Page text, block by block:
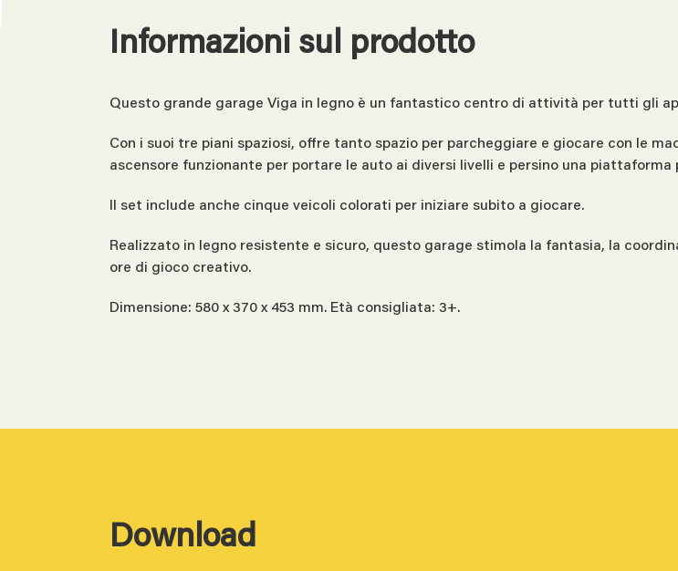
Informazioni sul prodotto
Questo grande garage Viga in legno è un fantastico centro di attività per tutti gli
Con i suoi tre piani spaziosi, offre tanto spazio per parcheggiare e giocare con le
ascensore funzionante per portare le auto ai diversi livelli e persino una
Il set include anche cinque veicoli colorati per iniziare subito a giocare.
Realizzato in legno resistente e sicuro, questo garage stimola la fantasia, la
ore di gioco creativo.
Dimensione: 580 x 370 x 453 mm. Età consigliata: 3+.
Download